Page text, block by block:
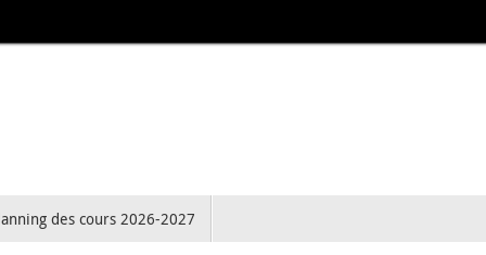
des cours 2026-2027